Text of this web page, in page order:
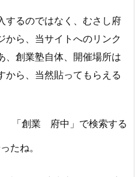
するのではなく、むさし府
から、当サイトへのリンク
創業塾自体、開催場所は
から、当然貼ってもらえる
「創業 府中」で検索する
たね。